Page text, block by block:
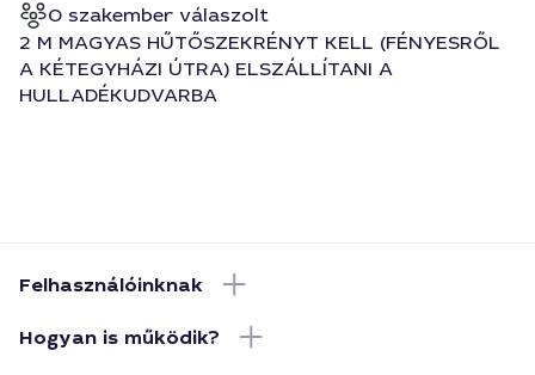
0 szakember válaszolt
2 M MAGYAS HŰTŐSZEKRÉNYT KELL (FÉNYESRŐL
A KÉTEGYHÁZI ÚTRA) ELSZÁLLÍTANI A
HULLADÉKUDVARBA
Felhasználóinknak
Hogyan is működik?